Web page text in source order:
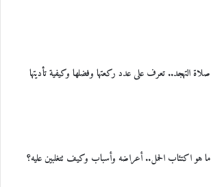
صلاة التهجد.. تعرف على عدد ركعتها وفضلها وكيفية تأديتها
ما هو اكتئاب الحمل.. أعراضه وأسباب وكيف تتغلبين عليه؟